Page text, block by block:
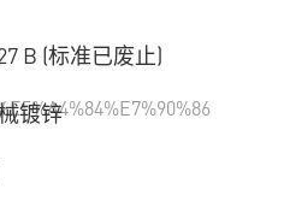
B (标准已废止)
镀锌